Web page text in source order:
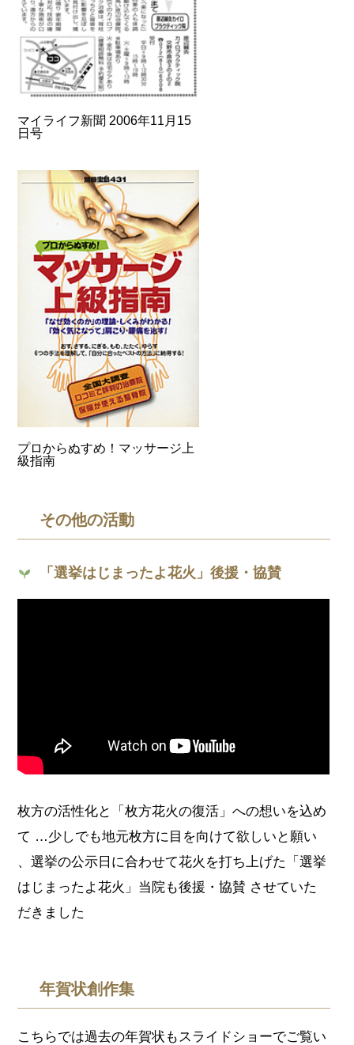
マイライフ新聞 2006年11月15
日号
プロからぬすめ！マッサージ上
級指南
その他の活動
「選挙はじまったよ花火」後援・協賛
枚方の活性化と「枚方花火の復活」への想いを込め
て …少しでも地元枚方に目を向けて欲しいと願い
、選挙の公示日に合わせて花火を打ち上げた「選挙
はじまったよ花火」当院も後援・協賛 させていた
だきました
年賀状創作集
こちらでは過去の年賀状もスライドショーでご覧い